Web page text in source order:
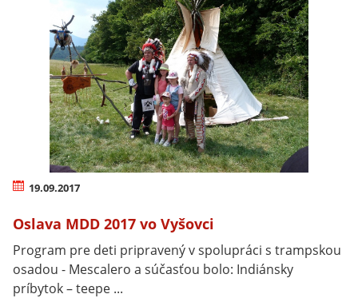
19.09.2017
Oslava MDD 2017 vo Vyšovci
Program pre deti pripravený v spolupráci s trampskou
osadou - Mescalero a súčasťou bolo: Indiánsky
príbytok – teepe ...